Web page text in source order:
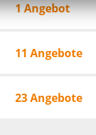
1 Angebot
11 Angebote
23 Angebote